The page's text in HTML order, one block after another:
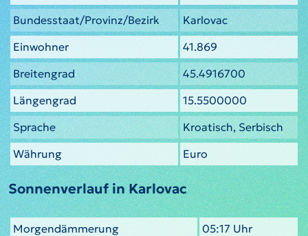
Bundesstaat/Provinz/Bezirk
Karlovac
Einwohner
41.869
Breitengrad
45.4916700
Längengrad
15.5500000
Sprache
Kroatisch, Serbisch
Währung
Euro
Sonnenverlauf in Karlovac
Morgendämmerung
05:17 Uhr